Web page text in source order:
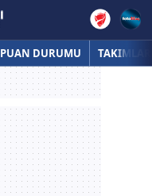
PUAN DURUMU TAKIMLAR